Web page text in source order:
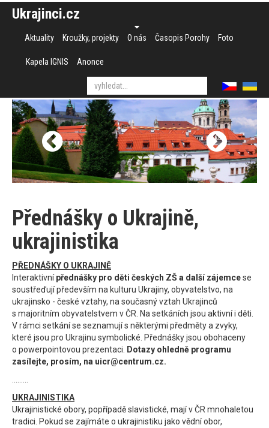
Ukrajinci.cz
Aktuality Kroužky, projekty O nás Časopis Porohy Foto
Kapela IGNIS Anonce
Přednášky o Ukrajině,
ukrajinistika
PŘEDNÁŠKY O UKRAJINĚ
Interaktivnípřednášky pro děti českých ZŠ a další zájemcese
soustřeďují především na kulturu Ukrajiny, obyvatelstvo, na
ukrajinsko - české vztahy, na současný vztah Ukrajinců
s majoritním obyvatelstvem v ČR. Na setkáních jsou aktivní i děti.
V rámci setkání se seznamují s některými předměty a zvyky,
které jsou pro Ukrajinu symbolické. Přednášky jsou obohaceny
o powerpointovou prezentaci. Dotazy ohledně programu
zasílejte, prosím, na uicr@centrum.cz.
.........
UKRAJINISTIKA
Ukrajinistické obory, popřípadě slavistické, mají v ČR mnohaletou
tradici. Pokud se zajímáte o ukrajinistiku jako vědní obor,